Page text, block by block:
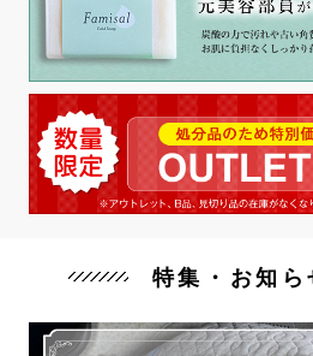
特集・お知ら